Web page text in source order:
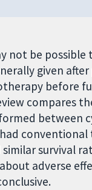
not be possible
given
before
compares
between
survival
adverse